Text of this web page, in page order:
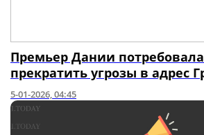
Премьер Дании
прекратить угрозы в адрес
5-01-2026, 04:45